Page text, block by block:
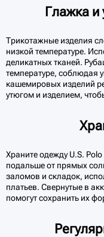
Глажка и
Трикотажные изделия
низкой температуре.
деликатных тканей.
температуре, соблюдая
кашемировых изделий
утюгом и изделием,
Храните одежду U.S.
подальше от прямых
заломов и складок,
платьев. Свернутые в
помогут сохранить их